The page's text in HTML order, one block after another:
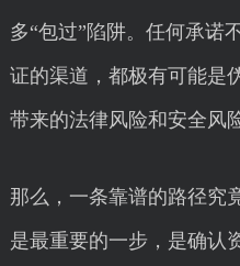
多“包过”陷阱。任何承诺
证的渠道，都极有可能是
带来的法律风险和安全风
那么，一条靠谱的路径究
是最重要的一步，是确认